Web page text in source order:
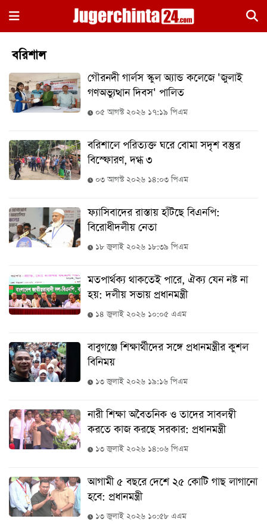
×
হোম
জাতীয়
সারাদেশ
আন্তর্জাতিক
বিনোদন
অর্থনীতি
মিডিয়া
ভিডিও
ছবি
ভিডিও
আর্কাইভ
বরিশাল
গৌরনদী গার্লস স্কুল অ্যান্ড কলেজে 'জুলাই
গণঅভ্যুত্থান দিবস' পালিত
০৫ আগস্ট ২০২৬ ১৭:১৯ পিএম
বরিশালে পরিত্যক্ত ঘরে বোমা সদৃশ বস্তুর
বিস্ফোরণ, দগ্ধ ৩
০৩ আগস্ট ২০২৬ ১৪:০৩ পিএম
ফ্যাসিবাদের রাস্তায় হাঁটছে বিএনপি:
বিরোধীদলীয় নেতা
১৮ জুলাই ২০২৬ ১৮:৩৯ পিএম
মতপার্থক্য থাকতেই পারে, ঐক্য যেন নষ্ট না
হয়: দলীয় সভায় প্রধানমন্ত্রী
১৪ জুলাই ২০২৬ ১০:০৫ এএম
বাবুগঞ্জে শিক্ষার্থীদের সঙ্গে প্রধানমন্ত্রীর কুশল
বিনিময়
১৩ জুলাই ২০২৬ ১৯:১৬ পিএম
নারী শিক্ষা অবৈতনিক ও তাদের সাবলম্বী
করতে কাজ করছে সরকার: প্রধানমন্ত্রী
১৩ জুলাই ২০২৬ ১৪:০৬ পিএম
আগামী ৫ বছরে দেশে ২৫ কোটি গাছ লাগানো
হবে: প্রধানমন্ত্রী
১৩ জুলাই ২০২৬ ১০:৫৮ এএম